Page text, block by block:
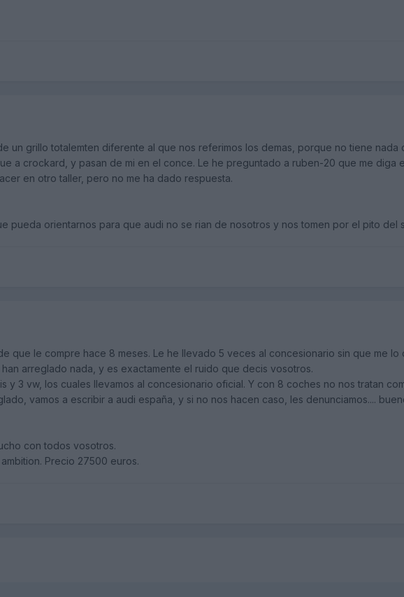
un grillo totalemten diferente al que nos referimos los demas, porque no tiene nada
a crockard, y pasan de mi en el conce. Le he preguntado a ruben-20 que me diga
en otro taller, pero no me ha dado respuesta.
pueda orientarnos para que audi no se rian de nosotros y nos tomen por el pito del
que le compre hace 8 meses. Le he llevado 5 veces al concesionario sin que me lo
arreglado nada, y es exactamente el ruido que decis vosotros.
y 3 vw, los cuales llevamos al concesionario oficial. Y con 8 coches no nos tratan
vamos a escribir a audi españa, y si no nos hacen caso, les denunciamos....
con todos vosotros.
Precio 27500 euros.